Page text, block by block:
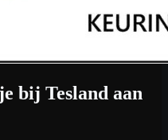
bij Tesland aan